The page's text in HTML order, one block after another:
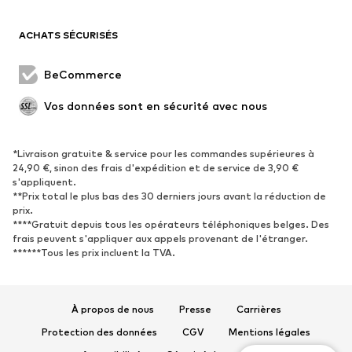
Occasions spéciales
Nouveautés
Tendance
Baskets
Escarpins et talons hauts
Bottes
Sandales
Chaussures basses
Chaussures de sport
SPORT
ACHATS SÉCURISÉS
BeCommerce
Vos données sont en sécurité avec nous
*Livraison gratuite & service pour les commandes supérieures à
24,90 €, sinon des frais d'expédition et de service de 3,90 €
s'appliquent.
**Prix total le plus bas des 30 derniers jours avant la réduction de
prix.
****Gratuit depuis tous les opérateurs téléphoniques belges. Des
frais peuvent s'appliquer aux appels provenant de l'étranger.
******Tous les prix incluent la TVA.
À propos de nous Presse
Carrières
Protection des données
CGV
Mentions légales